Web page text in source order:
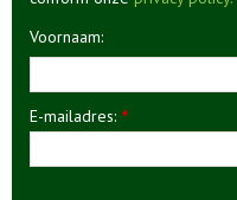
Voornaam:
E-mailadres: *